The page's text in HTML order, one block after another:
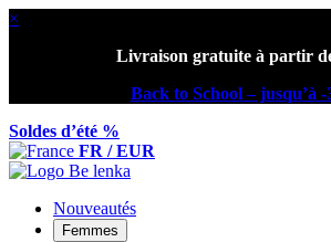
×
Livraison gratuite à partir
Back to School – jusqu’à
Soldes d’été %
FR / EUR
Nouveautés
Femmes